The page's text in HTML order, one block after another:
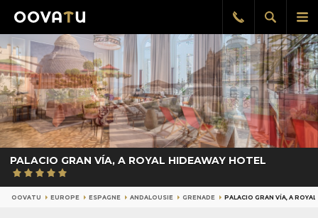
le
Afficher
la
Rappel
gratuit
PALACIO GRAN VÍA, A ROYAL HIDEAWAY HOTEL
OOVATU EUROPE ESPAGNE ANDALOUSIE GRENADE PALACIO GRAN VÍA, A